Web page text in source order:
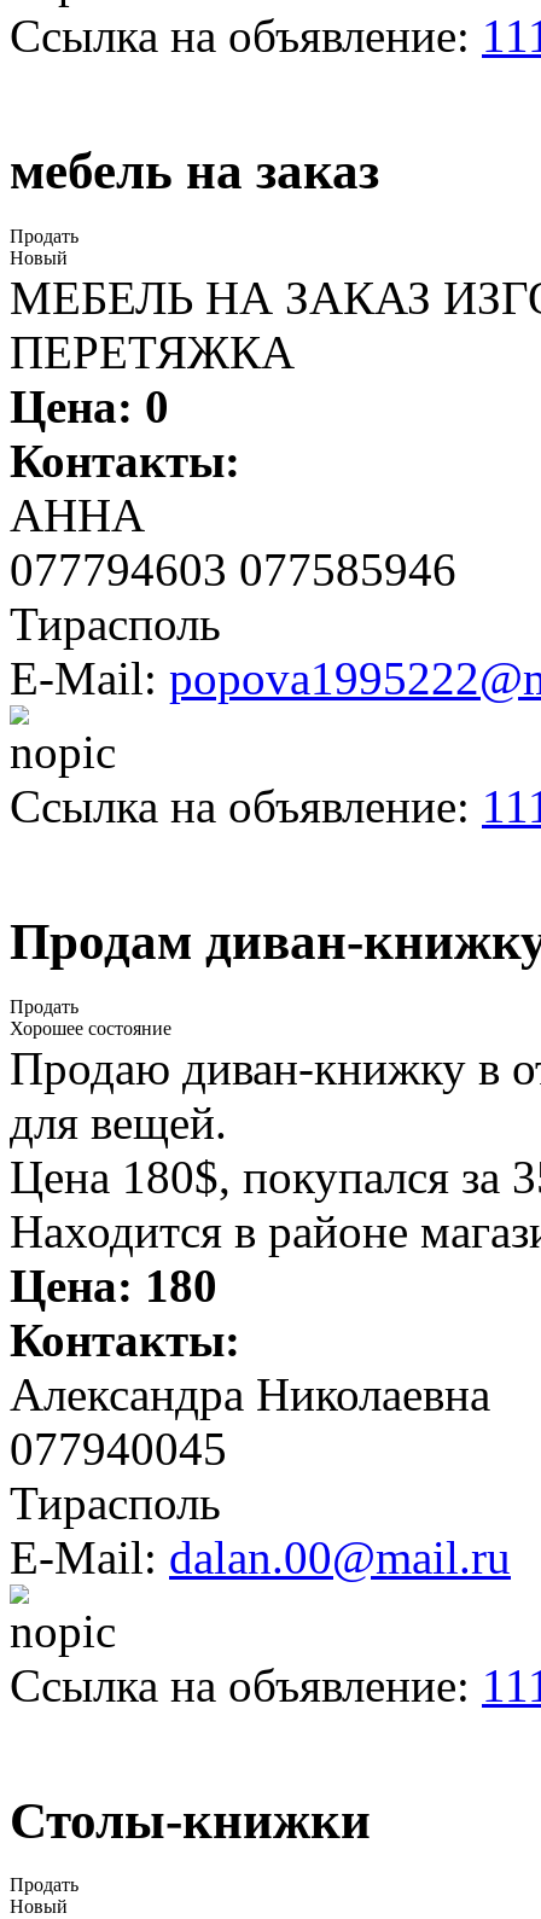
Ссылка на объявление:
мебель на заказ
Продать
Новый
МЕБЕЛЬ НА ЗАКАЗ
ПЕРЕТЯЖКА
Цена: 0
Контакты:
АННА
077794603 077585946
Тирасполь
E-Mail:
Ссылка на объявление:
Продам диван-
Продать
Хорошее состояние
Продаю диван-книжку в
для вещей.
Цена 180$, покупался за
Находится в районе
Цена: 180
Контакты:
Александра Николаевна
077940045
Тирасполь
E-Mail: dalan.00@mail.ru
Ссылка на объявление:
Столы-книжки
Продать
Новый